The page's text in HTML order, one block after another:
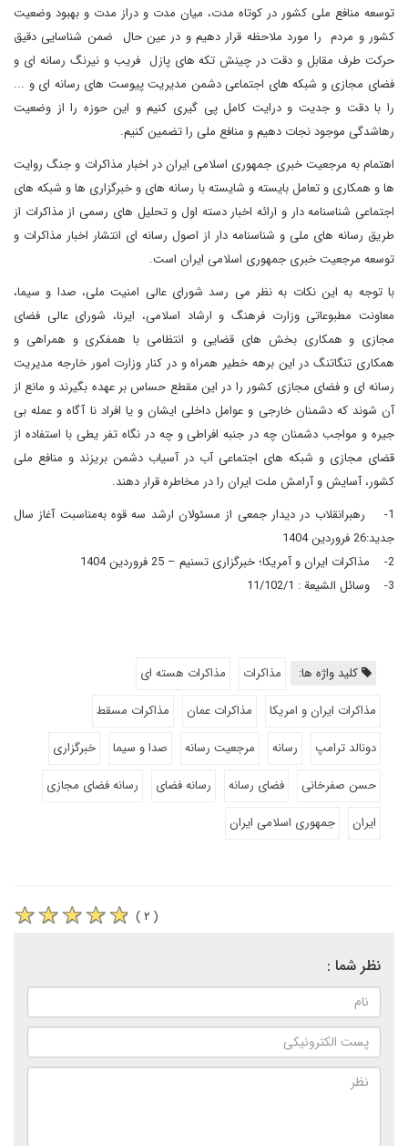
توسعه منافع ملی کشور در کوتاه مدت، میان مدت و دراز مدت و بهبود وضعیت
کشور و مردم را مورد ملاحظه قرار دهیم و در عین حال ضمن شناسایی دقیق
حرکت طرف مقابل و دقت در چینش تکه های پازل فریب و نیرنگ رسانه ای و
فضای مجازی و شبکه های اجتماعی دشمن مدیریت پیوست های رسانه ای و ...
را با دقت و جدیت و درایت کامل پی گیری کنیم و این حوزه را از وضعیت
رهاشدگی موجود نجات دهیم و منافع ملی را تضمین کنیم.
اهتمام به مرجعیت خبری جمهوری اسلامی ایران در اخبار مذاکرات و جنگ روایت
ها و همکاری و تعامل بایسته و شایسته با رسانه های و خبرگزاری ها و شبکه های
اجتماعی شناسنامه دار و ارائه اخبار دسته اول و تحلیل های رسمی از مذاکرات از
طریق رسانه های ملی و شناسنامه دار از اصول رسانه ای انتشار اخبار مذاکرات و
توسعه مرجعیت خبری جمهوری اسلامی ایران است.
با توجه به این نکات به نظر می رسد شورای عالی امنیت ملی، صدا و سیما،
معاونت مطبوعاتی وزارت فرهنگ و ارشاد اسلامی، ایرنا، شورای عالی فضای
مجازی و همکاری بخش های قضایی و انتظامی با همفکری و همراهی و
همکاری تنگاتنگ در این برهه خطیر همراه و در کنار وزارت امور خارجه مدیریت
رسانه ای و فضای مجازی کشور را در این مقطع حساس بر عهده بگیرند و مانع از
آن شوند که دشمنان خارجی و عوامل داخلی ایشان و یا افراد نا آگاه و عمله بی
جیره و مواجب دشمنان چه در جنبه افراطی و چه در نگاه تفر یطی با استفاده از
قضای مجازی و شبکه های اجتماعی آب در آسیاب دشمن بریزند و منافع ملی
کشور، آسایش و آرامش ملت ایران را در مخاطره قرار دهند.
1- رهبرانقلاب در دیدار جمعی از مسئولان ارشد سه قوه به‌مناسبت آغاز سال
جدید:26 فروردین 1404
2- مذاکرات ایران و آمریکا؛ خبرگزاری تسنیم – 25 فروردین 1404
3- وسائل الشیعة : 11/102/1
کلید واژه ها: مذاکرات
مذاکرات هسته ای
مذاکرات ایران و امریکا
مذاکرات عمان
مذاکرات مسقط
دونالد ترامپ
رسانه مرجعیت رسانه صدا و سیما
خبرگزاری
حسن صفرخانی
فضای رسانه رسانه فضای
رسانه فضای مجازی
ایران
جمهوری اسلامی ایران
( ۲ )
نظر شما :